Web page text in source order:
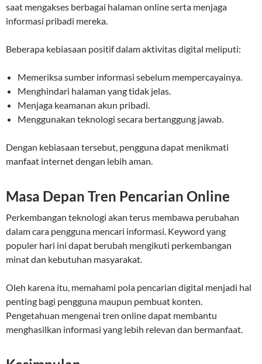
saat mengakses berbagai halaman online serta menjaga
informasi pribadi mereka.
Beberapa kebiasaan positif dalam aktivitas digital meliputi:
Memeriksa sumber informasi sebelum mempercayainya.
Menghindari halaman yang tidak jelas.
Menjaga keamanan akun pribadi.
Menggunakan teknologi secara bertanggung jawab.
Dengan kebiasaan tersebut, pengguna dapat menikmati
manfaat internet dengan lebih aman.
Masa Depan Tren Pencarian Online
Perkembangan teknologi akan terus membawa perubahan
dalam cara pengguna mencari informasi. Keyword yang
populer hari ini dapat berubah mengikuti perkembangan
minat dan kebutuhan masyarakat.
Oleh karena itu, memahami pola pencarian digital menjadi hal
penting bagi pengguna maupun pembuat konten.
Pengetahuan mengenai tren online dapat membantu
menghasilkan informasi yang lebih relevan dan bermanfaat.